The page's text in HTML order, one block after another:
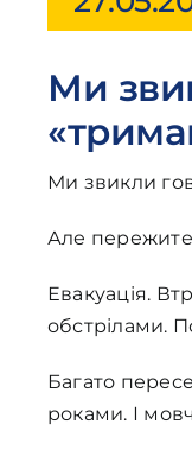
Контакти
Ми
Ми звикли
Але пережите
Евакуація.
обстрілами.
Багато
роками. І